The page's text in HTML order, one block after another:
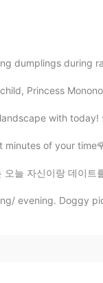
dumplings during
Princess
with today!
🤤🤤🤤 나는 오늘 자신이
evening. Doggy